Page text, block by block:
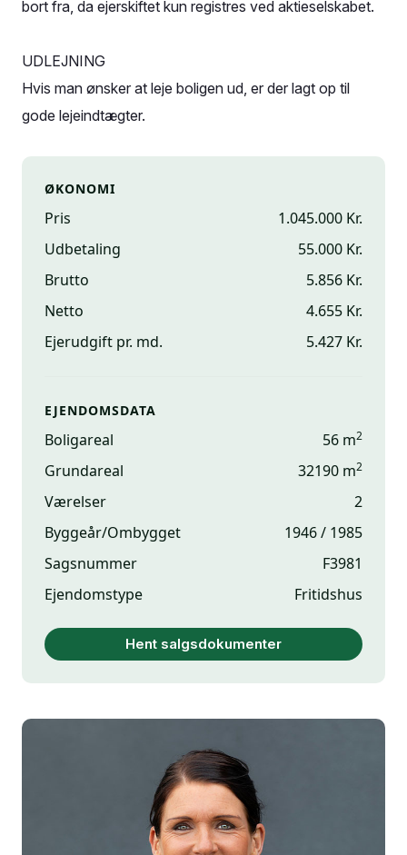
bort fra, da ejerskiftet kun registres ved aktieselskabet.
UDLEJNING
Hvis man ønsker at leje boligen ud, er der lagt op til
gode lejeindtægter.
ØKONOMI
Pris
1.045.000 Kr.
Udbetaling
55.000 Kr.
Brutto
5.856 Kr.
Netto
4.655 Kr.
Ejerudgift pr. md.
5.427 Kr.
EJENDOMSDATA
Boligareal 56 m2
Grundareal 32190 m2
Værelser
2
Byggeår/Ombygget
1946 / 1985
Sagsnummer
F3981
Ejendomstype
Fritidshus
Hent salgsdokumenter